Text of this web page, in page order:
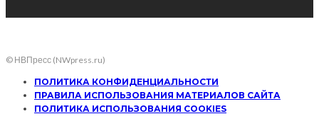
© НВПресс (NWpress.ru)
ПОЛИТИКА КОНФИДЕНЦИАЛЬНОСТИ
ПРАВИЛА ИСПОЛЬЗОВАНИЯ МАТЕРИАЛОВ САЙТА
ПОЛИТИКА ИСПОЛЬЗОВАНИЯ COOKIES